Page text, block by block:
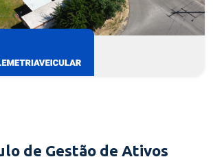
de Gestão de Ativos